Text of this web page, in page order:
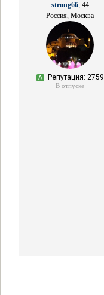
strong66, 44
Россия, Москва
А Репутация: 2759
В отпуске